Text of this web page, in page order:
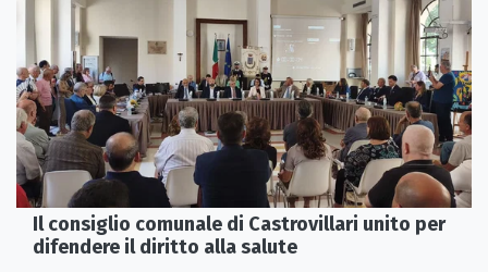
Il consiglio comunale di Castrovillari unito per
difendere il diritto alla salute